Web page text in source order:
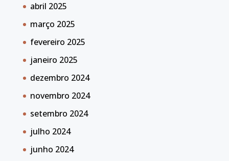
abril 2025
março 2025
fevereiro 2025
janeiro 2025
dezembro 2024
novembro 2024
setembro 2024
julho 2024
junho 2024